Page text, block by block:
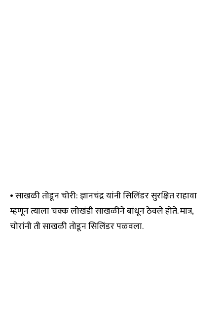
• साखळी तोडून चोरी: ज्ञानचंद्र यांनी सिलिंडर सुरक्षित राहावा
म्हणून त्याला चक्क लोखंडी साखळीने बांधून ठेवले होते. मात्र,
चोरांनी ती साखळी तोडून सिलिंडर पळवला.